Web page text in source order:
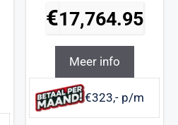
€17,764.95
Meer info
€323,- p/m